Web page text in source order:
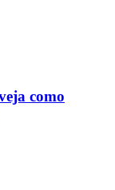
como